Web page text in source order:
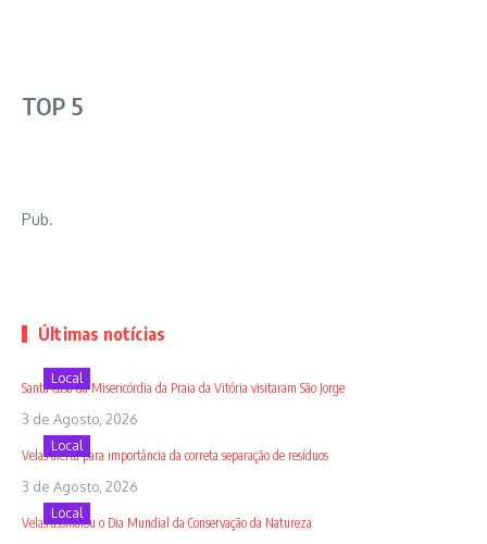
TOP 5
Pub.
Últimas notícias
Local
Santa Casa da Misericórdia da Praia da Vitória visitaram São Jorge
3 de Agosto, 2026
Local
Velas alerta para importância da correta separação de resíduos
3 de Agosto, 2026
Local
Velas assinalou o Dia Mundial da Conservação da Natureza